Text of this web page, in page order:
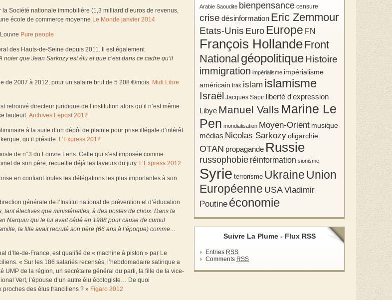
Société nationale immobilière (1,3 milliard d’euros de revenus,
école de commerce moyenne Le Monde janvier 2014
Pure people
des Hauts-de-Seine depuis 2011. Il est également
noter que Jean Sarkozy est élu et que c’est dans ce cadre qu’il
de 2007 à 2012, pour un salaire brut de 5 208 €/mois. Midi Libre
directeur juridique de l’institution alors qu’il n’est même
fauteuil. Archives Lepost 2012
à la suite d’un dépôt de plainte pour prise illégale d’intérêt
qu’il préside. L’Express 2012
de n°3 du Louvre Lens. Celle qui s’est imposée comme
de son père, recueille déjà les faveurs du jury. L’Express 2012
en confiant toutes les délégations les plus importantes à son
générale de l’Institut national de prévention et d’éducation
tant électives que ministérielles, à des postes de choix. Dans la
Narquin qui le lui avait cédé en 1988 pour cause de cumul
la fille avait recruté son père (66 ans à l’époque) comme…
d’Ile-de-France, est qualifié de « machine à piston » par Le
« Sur les 186 salariés recensés, l’hebdomadaire satirique a
UMP de la région, un secrétaire général du parti, la fille de la vice-
Vert, l’épouse d’un autre élu écologiste… De quoi
proches des élus franciliens ? » Figaro 2012
Arabie Saoudite bienpensance censure
crise désinformation Eric Zemmour
Etats-Unis Euro Europe FN
François HollandeFront
National géopolitiqueHistoire
immigration impérialisme impérialisme
américain Irak islam islamisme
Israël Jacques Sapir liberté d'expression
Libye Manuel Valls Marine Le
Pen mondialisation Moyen-Orient musique
médias Nicolas Sarkozyoligarchie
OTAN propagande Russie
russophobie réinformation sionisme
Syrie terrorisme Ukraine Union
Européenne USAVladimir
Poutine économie
Suivre La Plume - Flux RSS
Entries RSS
Comments RSS